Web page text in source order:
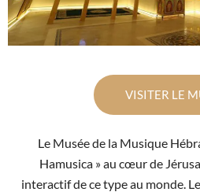
VISITER LE
Le Musée de la Musique
Hamusica » au cœur de
interactif de ce type au monde.